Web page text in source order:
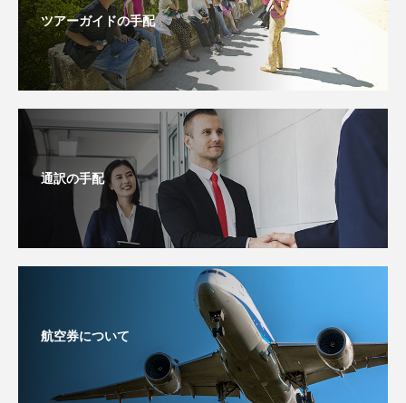
ツアーガイドの手配
通訳の手配
航空券について